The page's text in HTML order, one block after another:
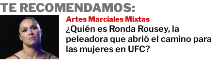
TE RECOMENDAMOS:
Artes Marciales Mixtas
¿Quién es Ronda Rousey, la
peleadora que abrió el camino para
las mujeres en UFC?